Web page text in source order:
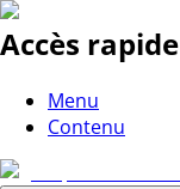
Accès rapide
Menu
Contenu